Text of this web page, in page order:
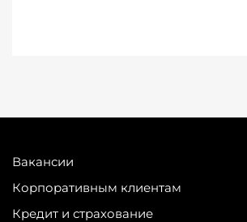
Вакансии
Корпоративным клиентам
Кредит и страхование